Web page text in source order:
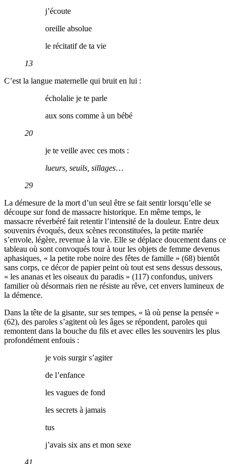
j’écoute
oreille absolue
le récitatif de ta vie
13
C’est la langue maternelle qui bruit en lui :
écholalie je te parle
aux sons comme à un bébé
20
je te veille avec ces mots :
lueurs, seuils, sillages…
29
La démesure de la mort d’un seul être se fait sentir lorsqu’elle se
découpe sur fond de massacre historique. En même temps, le
massacre réverbéré fait retentir l’intensité de la douleur. Entre deux
souvenirs évoqués, deux scènes reconstituées, la petite mariée
s’envole, légère, revenue à la vie. Elle se déplace doucement dans ce
tableau où sont convoqués tour à tour les objets de femme devenus
aphasiques, « la petite robe noire des fêtes de famille » (68) bientôt
sans corps, ce décor de papier peint où tout est sens dessus dessous,
« les ananas et les oiseaux du paradis » (117) confondus, univers
familier où désormais rien ne résiste au rêve, cet envers lumineux de
la démence.
Dans la tête de la gisante, sur ses tempes, « là où pense la pensée »
(62), des paroles s’agitent où les âges se répondent, paroles qui
remontent dans la bouche du fils et avec elles les souvenirs les plus
profondément enfouis :
je vois surgir s’agiter
de l’enfance
les vagues de fond
les secrets à jamais
tus
j’avais six ans et mon sexe
41